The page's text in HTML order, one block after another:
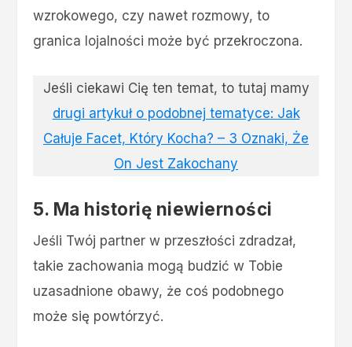
wzrokowego, czy nawet rozmowy, to
granica lojalności może być przekroczona.
Jeśli ciekawi Cię ten temat, to tutaj mamy
drugi artykuł o podobnej tematyce: Jak
Całuje Facet, Który Kocha? – 3 Oznaki, Że
On Jest Zakochany
5. Ma historię niewierności
Jeśli Twój partner w przeszłości zdradzał,
takie zachowania mogą budzić w Tobie
uzasadnione obawy, że coś podobnego
może się powtórzyć.